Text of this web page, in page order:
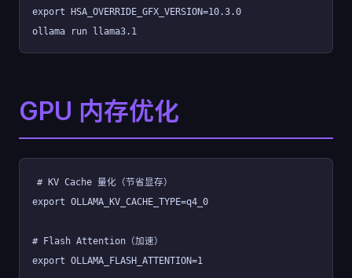
export HSA_OVERRIDE_GFX_VERSION=10.3.0
ollama run llama3.1
GPU 内存优化
# KV Cache 量化（节省显存）
export OLLAMA_KV_CACHE_TYPE=q4_0
# Flash Attention（加速）
export OLLAMA_FLASH_ATTENTION=1